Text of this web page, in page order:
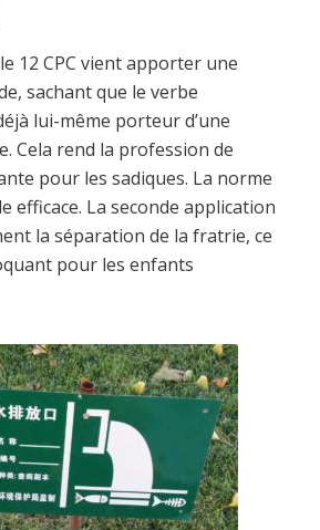
12 CPC vient apporter une
sachant que le verbe
lui-même porteur d’une
Cela rend la profession de
pour les sadiques. La norme
efficace. La seconde application
la séparation de la fratrie, ce
pour les enfants